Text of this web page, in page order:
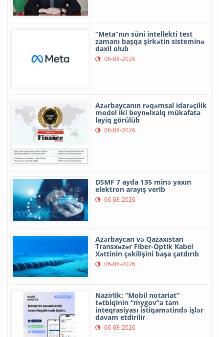
“Meta”nın süni intellekti test
zamanı başqa şirkətin sisteminə
daxil olub
06-08-2026
Azərbaycanın rəqəmsal idarəçilik
model iki beynəlxalq mükafata
layiq görülüb
06-08-2026
DSMF 7 ayda 135 minə yaxın
elektron arayış verib
06-08-2026
Azərbaycan və Qazaxıstan
Transxəzər Fiber-Optik Kabel
Xəttinin çəkilişini başa çatdırıb
06-08-2026
Nazirlik: “Mobil notariat”
tətbiqinin “mygov”a tam
inteqrasiyası istiqamətində işlər
davam etdirilir
06-08-2026